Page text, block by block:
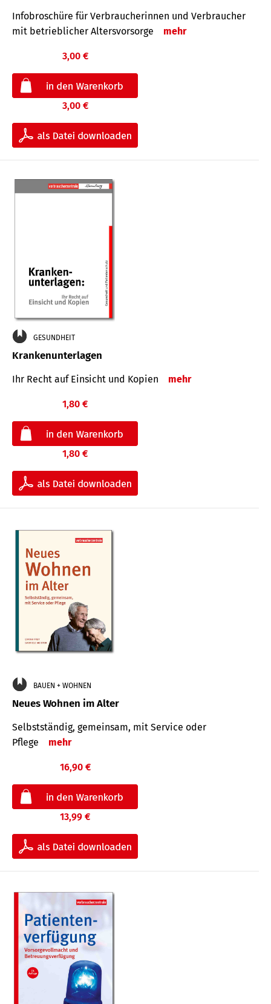
Infobroschüre für Verbraucherinnen und Verbraucher
mit betrieblicher Altersvorsorge
mehr
3,00 €
3,00 €
GESUNDHEIT
Krankenunterlagen
Ihr Recht auf Einsicht und Kopien mehr
1,80 €
1,80 €
BAUEN + WOHNEN
Neues Wohnen im Alter
Selbstständig, gemeinsam, mit Service oder
Pflege
mehr
16,90 €
13,99 €